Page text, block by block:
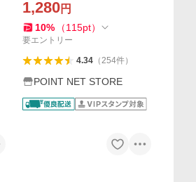
イレ用 マグネット 明るい 充
電式
1,280円
10% （115pt）
要エントリー
4.34（254件）
POINT NET STORE